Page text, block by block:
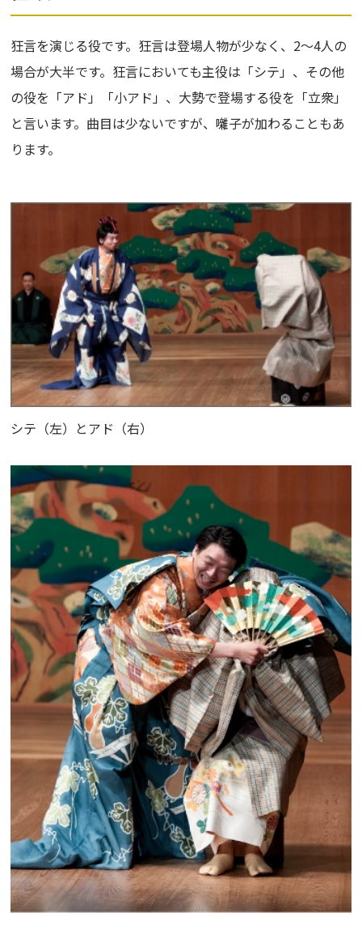
狂言を演じる役です。狂言は登場人物が少なく、2〜4人の
場合が大半です。狂言においても主役は「シテ」、その他
の役を「アド」「小アド」、大勢で登場する役を「立衆」
と言います。曲目は少ないですが、囃子が加わることもあ
ります。
シテ（左）とアド（右）